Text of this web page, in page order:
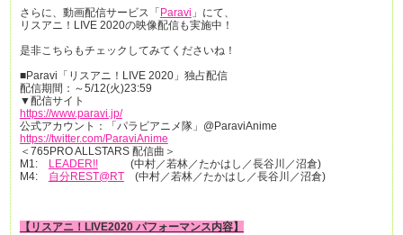
さらに、動画配信サービス「 Paravi 」にて、
リスアニ！LIVE 2020の映像配信も実施中！
是非こちらもチェックしてみてくださいね！
■Paravi「リスアニ！LIVE 2020」独占配信
配信期間：～5/12(火)23:59
▼配信サイト
https://www.paravi.jp/
公式アカウント：「パラビアニメ隊」@ParaviAnime
https://twitter.com/ParaviAnime
＜765PRO ALLSTARS 配信曲＞
M1:
LEADER!!(中村／若林／たかはし／長谷川／沼倉)
M4: 自分REST@RT(中村／若林／たかはし／長谷川／沼倉)
【リスアニ！LIVE2020 パフォーマンス内容】